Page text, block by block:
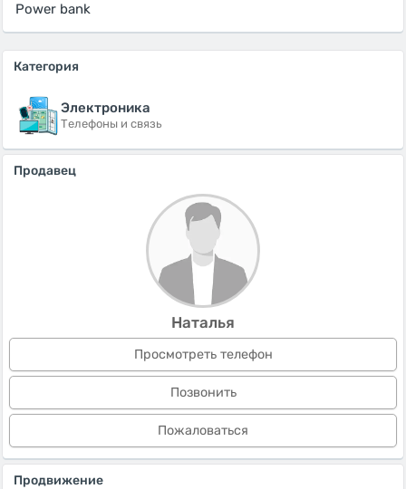
Power bank
Категория
Электроника
Телефоны и связь
Продавец
Наталья
Просмотреть телефон
Позвонить
Пожаловаться
Продвижение